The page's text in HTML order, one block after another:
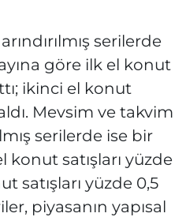
serilerde
göre ilk el konut
ikinci el konut
Mevsim ve takvim
serilerde ise bir
konut satışları yüzde
satışları yüzde 0,5
piyasanın yapısal